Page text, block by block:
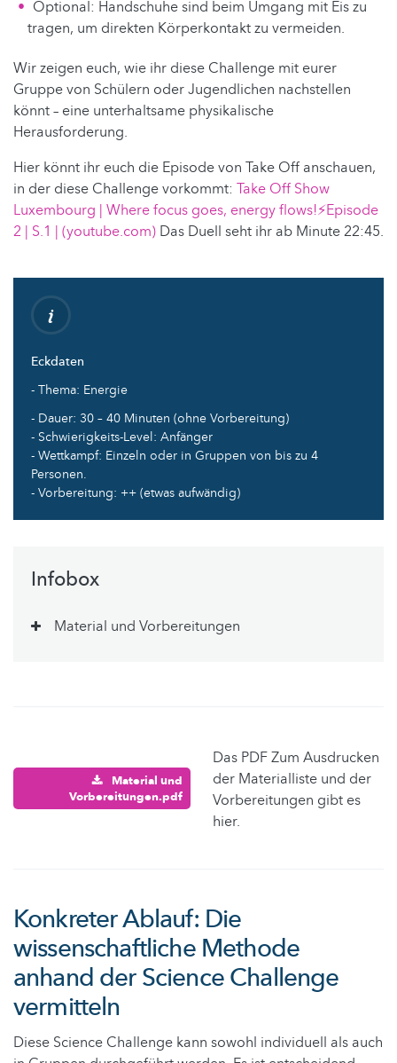
Optional: Handschuhe sind beim Umgang mit Eis zu
tragen, um direkten Körperkontakt zu vermeiden.
Wir zeigen euch, wie ihr diese Challenge mit eurer
Gruppe von Schülern oder Jugendlichen nachstellen
könnt – eine unterhaltsame physikalische
Herausforderung.
Hier könnt ihr euch die Episode von Take Off anschauen,
in der diese Challenge vorkommt: Take Off Show
Luxembourg | Where focus goes, energy flows!⚡️Episode
2 | S.1 | (youtube.com) Das Duell seht ihr ab Minute 22:45.
Eckdaten
- Thema: Energie
- Dauer: 30 – 40 Minuten (ohne Vorbereitung)
- Schwierigkeits-Level: Anfänger
- Wettkampf: Einzeln oder in Gruppen von bis zu 4
Personen.
- Vorbereitung: ++ (etwas aufwändig)
Infobox
Material und Vorbereitungen
Material und
Vorbereitungen.pdf
Das PDF Zum Ausdrucken
der Materialliste und der
Vorbereitungen gibt es
hier.
Konkreter Ablauf: Die
wissenschaftliche Methode
anhand der Science Challenge
vermitteln
Diese Science Challenge kann sowohl individuell als auch